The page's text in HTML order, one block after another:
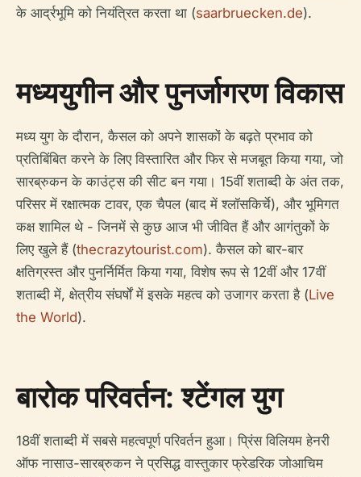
के आर्द्रभूमि को नियंत्रित करता था (saarbruecken.de).
मध्ययुगीन और पुनर्जागरण विकास
मध्य युग के दौरान, कैसल को अपने शासकों के बढ़ते प्रभाव को
प्रतिबिंबित करने के लिए विस्तारित और फिर से मजबूत किया गया, जो
सारब्रुकन के काउंट्स की सीट बन गया। 15वीं शताब्दी के अंत तक,
परिसर में रक्षात्मक टावर, एक चैपल (बाद में श्लॉसकिर्चे), और भूमिगत
कक्ष शामिल थे - जिनमें से कुछ आज भी जीवित हैं और आगंतुकों के
लिए खुले हैं (thecrazytourist.com). कैसल को बार-बार
क्षतिग्रस्त और पुनर्निर्मित किया गया, विशेष रूप से 12वीं और 17वीं
शताब्दी में, क्षेत्रीय संघर्षों में इसके महत्व को उजागर करता है (Live
the World).
बारोक परिवर्तन: श्टेंगल युग
18वीं शताब्दी में सबसे महत्वपूर्ण परिवर्तन हुआ। प्रिंस विलियम हेनरी
ऑफ नासाउ-सारब्रुकन ने प्रसिद्ध वास्तुकार फ्रेडरिक जोआचिम